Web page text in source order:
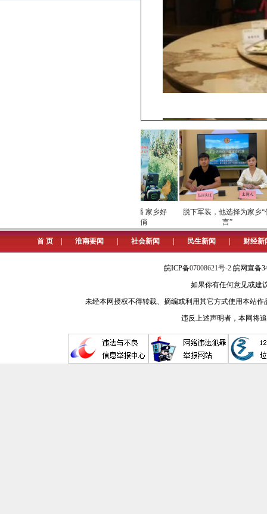
劳模下田开直播 家乡好
脱下军装，他选择为家乡“代
言”
首 页 淮南要闻 社会新闻 民生新闻 财经新
皖ICP备07008621号-2 皖网宣备
如果你有任何意见或建
未经本网授权不得转载、摘编或利用其它方式使用本站
违反上述声明者，本网将